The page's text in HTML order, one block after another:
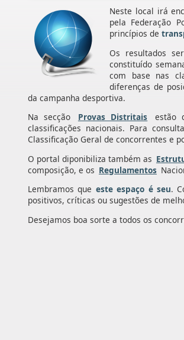
Neste local irá
pela Federação
princípios de
Os resultados
constituído
com base nas
diferenças de
da campanha desportiva.
Na secção
Provas Distritais
estão
classificações nacionais. Para
Classificação Geral de concorrentes e
O portal diponibiliza também as
composição, e os Regulamentos
Lembramos que este espaço é seu.
positivos, críticas ou sugestões de
Desejamos boa sorte a todos os